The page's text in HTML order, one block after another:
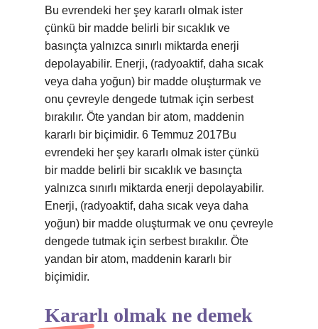
Bu evrendeki her şey kararlı olmak ister
çünkü bir madde belirli bir sıcaklık ve
basınçta yalnızca sınırlı miktarda enerji
depolayabilir. Enerji, (radyoaktif, daha sıcak
veya daha yoğun) bir madde oluşturmak ve
onu çevreyle dengede tutmak için serbest
bırakılır. Öte yandan bir atom, maddenin
kararlı bir biçimidir. 6 Temmuz 2017Bu
evrendeki her şey kararlı olmak ister çünkü
bir madde belirli bir sıcaklık ve basınçta
yalnızca sınırlı miktarda enerji depolayabilir.
Enerji, (radyoaktif, daha sıcak veya daha
yoğun) bir madde oluşturmak ve onu çevreyle
dengede tutmak için serbest bırakılır. Öte
yandan bir atom, maddenin kararlı bir
biçimidir.
Kararlı olmak ne demek